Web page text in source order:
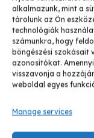
alkalmazunk, mint a
tárolunk az Ön
technológiák
számunkra, hogy
böngészési szokásait
azonosítókat.
visszavonja a
weboldal egyes
Manage services